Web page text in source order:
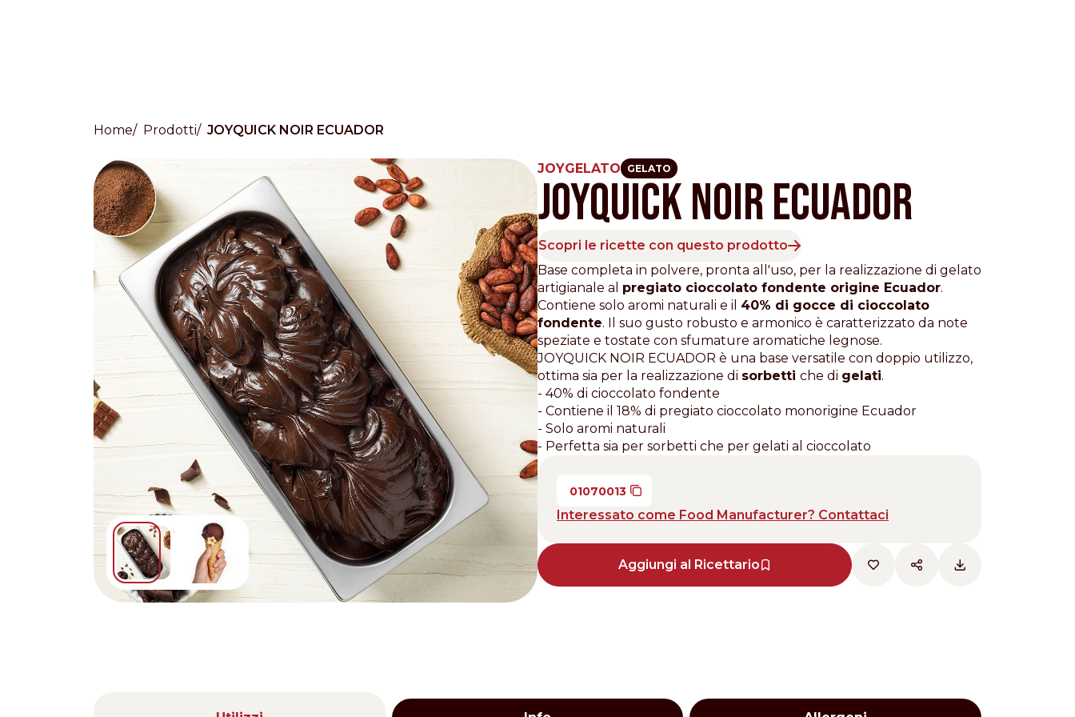
Countries
International
EnglishItaliano
Americas
EnglishEspañolFrançaisPortuguês
Nederlands
DACH region
Deutsch
English
Other Sites
Dobla
Europe & Middle East
English
DutchItaliano
Asia and Pacific
English
North America
English
Shop
Dutch
Distributors and authorized clients
Web Order
ItalianEnglish
Home Prodotti JOYQUICK NOIR ECUADOR
JOYGELATO GELATO
JOYQUICK NOIR ECUADOR
Scopri le ricette con questo prodotto
Base completa in polvere, pronta all'uso, per la realizzazione di gelato
artigianale al pregiato cioccolato fondente origine Ecuador.
Contiene solo aromi naturali e il 40% di gocce di cioccolato
fondente. Il suo gusto robusto e armonico è caratterizzato da note
speziate e tostate con sfumature aromatiche legnose.
JOYQUICK NOIR ECUADOR è una base versatile con doppio utilizzo,
ottima sia per la realizzazione di sorbetti che di gelati.
- 40% di cioccolato fondente
- Contiene il 18% di pregiato cioccolato monorigine Ecuador
- Solo aromi naturali
- Perfetta sia per sorbetti che per gelati al cioccolato
01070013
Interessato come Food Manufacturer? Contattaci
Aggiungi al Ricettario